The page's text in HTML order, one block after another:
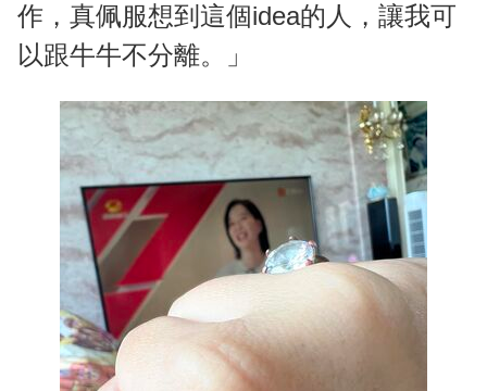
作，真佩服想到這個idea的人，讓我可
以跟牛牛不分離。」